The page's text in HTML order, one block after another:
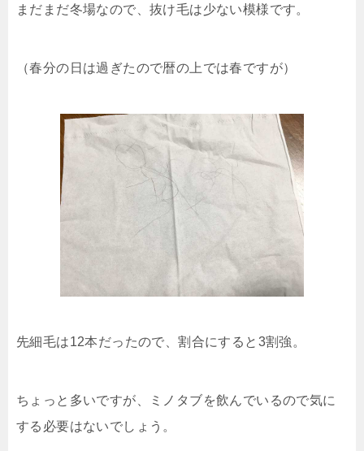
まだまだ冬場なので、抜け毛は少ない模様です。
（春分の日は過ぎたので暦の上では春ですが）
先細毛は12本だったので、割合にすると3割強。
ちょっと多いですが、ミノタブを飲んでいるので気に
する必要はないでしょう。